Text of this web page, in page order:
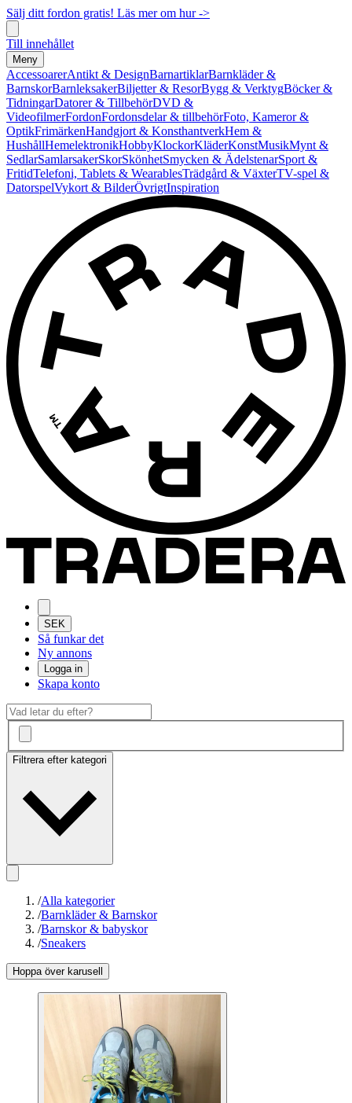
Sälj ditt fordon gratis! Läs mer om hur ->
Till innehållet
Meny
AccessoarerAntikt & DesignBarnartiklarBarnkläder &
BarnskorBarnleksakerBiljetter & ResorBygg & VerktygBöcker &
TidningarDatorer & TillbehörDVD &
VideofilmerFordonFordonsdelar & tillbehörFoto, Kameror &
OptikFrimärkenHandgjort & KonsthantverkHem &
HushållHemelektronikHobbyKlockorKläderKonstMusikMynt &
SedlarSamlarsakerSkorSkönhetSmycken & ÄdelstenarSport &
FritidTelefoni, Tablets & WearablesTrädgård & VäxterTV-spel &
DatorspelVykort & BilderÖvrigtInspiration
SEK
Så funkar det
Ny annons
Logga in
Skapa konto
Filtrera efter kategori
/Alla kategorier
/Barnkläder & Barnskor
/Barnskor & babyskor
/Sneakers
Hoppa över karusell